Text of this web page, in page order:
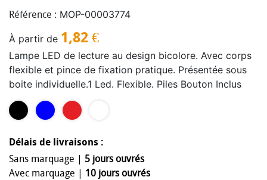
Référence : MOP-00003774
À partir de 1,82 €
Lampe LED de lecture au design bicolore. Avec corps
flexible et pince de fixation pratique. Présentée sous
boite individuelle.1 Led. Flexible. Piles Bouton Inclus
Délais de livraisons :
Sans marquage | 5 jours ouvrés
Avec marquage | 10 jours ouvrés